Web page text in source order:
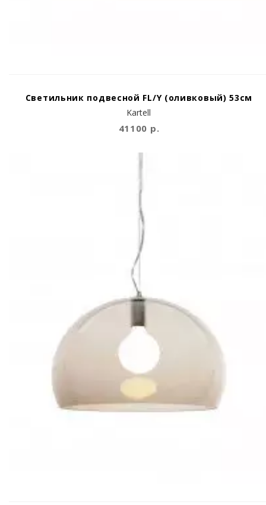
Kartell
Светильник подвесной FL/Y (оливковый) 53см
41100 р.